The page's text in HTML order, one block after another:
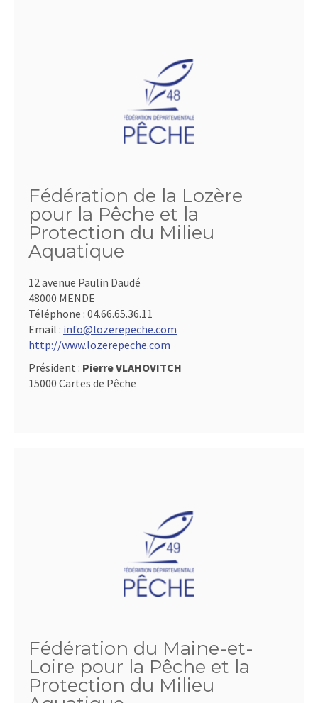
Fédération de la Lozère
pour la Pêche et la
Protection du Milieu
Aquatique
12 avenue Paulin Daudé
48000 MENDE
Téléphone : 04.66.65.36.11
Email : info@lozerepeche.com
http://www.lozerepeche.com
Président : Pierre VLAHOVITCH
15000 Cartes de Pêche
Fédération du Maine-et-
Loire pour la Pêche et la
Protection du Milieu